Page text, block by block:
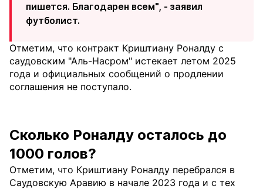
пишется. Благодарен всем", - заявил
футболист.
Отметим, что контракт Криштиану Роналду с
саудовским "Аль-Насром" истекает летом 2025
года и официальных сообщений о продлении
соглашения не поступало.
Сколько Роналду осталось до
1000 голов?
Отметим, что Криштиану Роналду перебрался в
Саудовскую Аравию в начале 2023 года и с тех